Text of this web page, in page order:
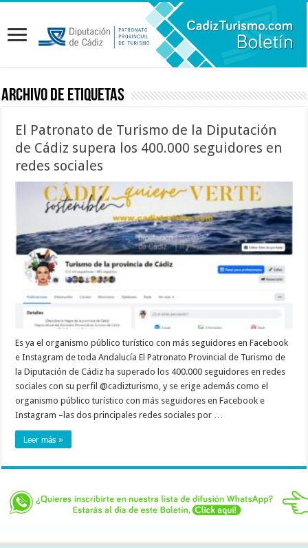
Archivo de etiquetas
El Patronato de Turismo de la Diputación
de Cádiz supera los 400.000 seguidores en
redes sociales
Es ya el organismo público turístico con más seguidores en Facebook
e Instagram de toda Andalucía El Patronato Provincial de Turismo de
la Diputación de Cádiz ha superado los 400.000 seguidores en redes
sociales con su perfil @cadizturismo, y se erige además como el
organismo público turístico con más seguidores en Facebook e
Instagram –las dos principales redes sociales por …
Leer más »